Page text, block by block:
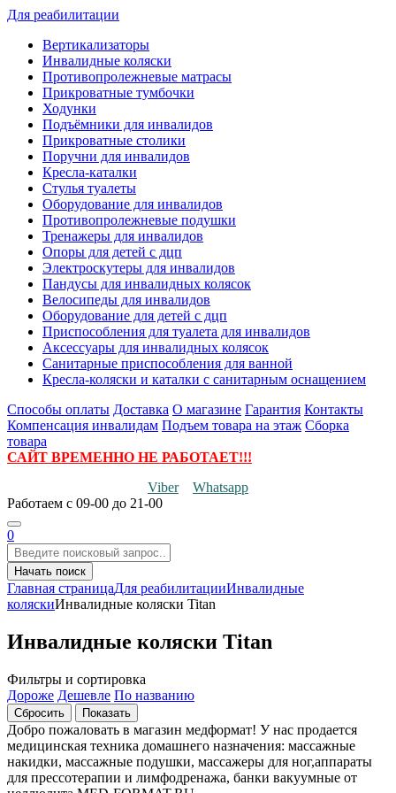
Для реабилитации
Вертикализаторы
Инвалидные коляски
Противопролежневые матрасы
Прикроватные тумбочки
Ходунки
Подъёмники для инвалидов
Прикроватные столики
Поручни для инвалидов
Кресла-каталки
Стулья туалеты
Оборудование для инвалидов
Противопролежневые подушки
Тренажеры для инвалидов
Опоры для детей с дцп
Электроскутеры для инвалидов
Пандусы для инвалидных колясок
Велосипеды для инвалидов
Оборудование для детей с дцп
Приспособления для туалета для инвалидов
Аксессуары для инвалидных колясок
Санитарные приспособления для ванной
Кресла-коляски и каталки с санитарным оснащением
Способы оплаты Доставка О магазине Гарантия Контакты
Компенсация инвалидам Подъем товара на этаж Сборка
товара
САЙТ ВРЕМЕННО НЕ РАБОТАЕТ!!!
Viber
Whatsapp
Работаем с 09-00 до 21-00
0
Начать поиск
Главная страницаДля реабилитацииИнвалидные
коляскиИнвалидные коляски Titan
Инвалидные коляски Titan
Фильтры и сортировка
Дороже Дешевле По названию
Добро пожаловать в магазин медформат! У нас продается
медицинская техника домашнего назначения: массажные
накидки, массажные подушки, массажеры для ног,аппараты
для прессотерапии и лимфодренажа, банки вакуумные от